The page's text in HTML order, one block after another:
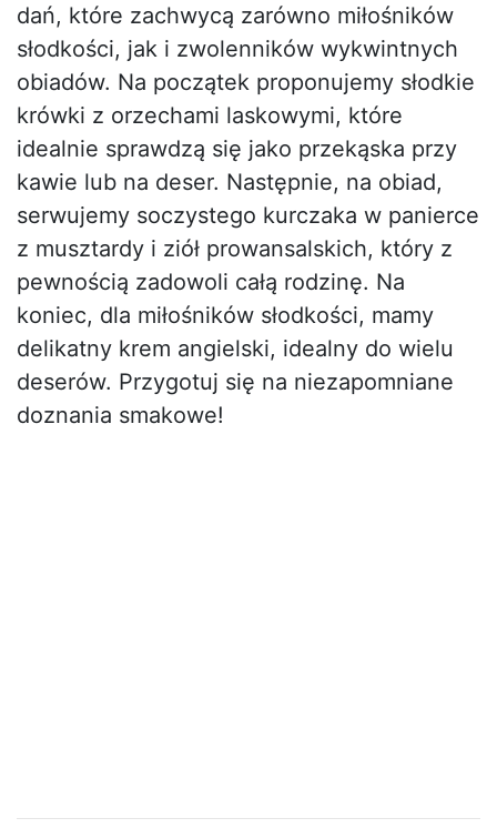
dań, które zachwycą zarówno miłośników
słodkości, jak i zwolenników wykwintnych
obiadów. Na początek proponujemy słodkie
krówki z orzechami laskowymi, które
idealnie sprawdzą się jako przekąska przy
kawie lub na deser. Następnie, na obiad,
serwujemy soczystego kurczaka w panierce
z musztardy i ziół prowansalskich, który z
pewnością zadowoli całą rodzinę. Na
koniec, dla miłośników słodkości, mamy
delikatny krem angielski, idealny do wielu
deserów. Przygotuj się na niezapomniane
doznania smakowe!